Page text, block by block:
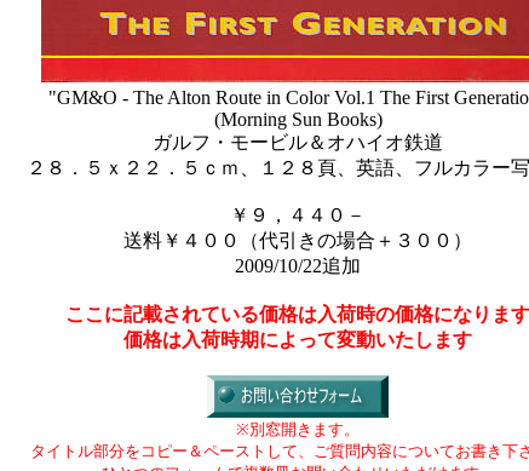
"GM&O - The Alton Route in Color Vol.1 The First
(Morning Sun Books)
ガルフ・モービル＆オハイオ鉄道
２８．５ｘ２２．５ｃｍ、１２８頁、英語、フルカラー
￥９，４４０－
送料￥４００（代引きの場合＋３００）
2009/10/22追加
ここに記載されている価格は入荷時の価格になります
価格は入荷時期によって変動いたします
※別窓開きます。
タイトル部分をコピー＆ペーストして、ご質問内容についてお書き下さ